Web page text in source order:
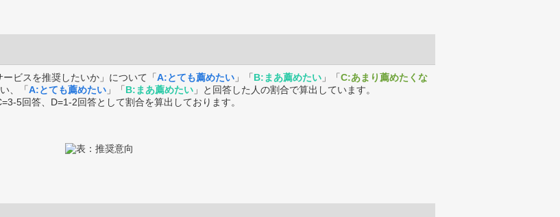
ビスを推奨したいか」について「A:とても薦めたい 」「B:まあ薦めたい 」「C:あまり薦めたくな
、「A:とても薦めたい 」「B:まあ薦めたい 」と回答した人の割合で算出しています。
5回答、D=1-2回答として割合を算出しております。